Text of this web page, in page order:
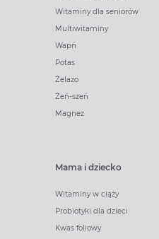
Witaminy dla seniorów
Multiwitaminy
Wapń
Potas
Żelazo
Żeń-szeń
Magnez
Mama i dziecko
Witaminy w ciąży
Probiotyki dla dzieci
Kwas foliowy